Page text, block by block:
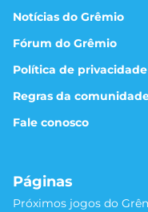
Notícias do Grêmio
Fórum do Grêmio
Política de privacidade
Regras da
Fale conosco
Páginas
Próximos jogos do